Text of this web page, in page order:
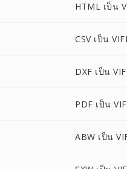
HTML เป็น
CSV เป็น
DXF เป็น
PDF เป็น
ABW เป็น